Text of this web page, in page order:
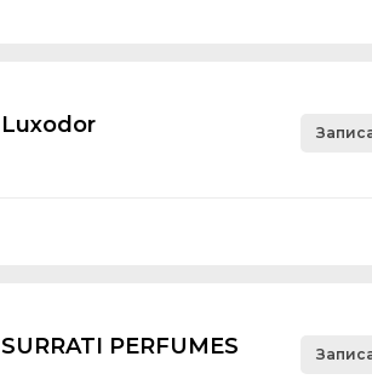
Luхоdоr
SURRATI PERFUMES